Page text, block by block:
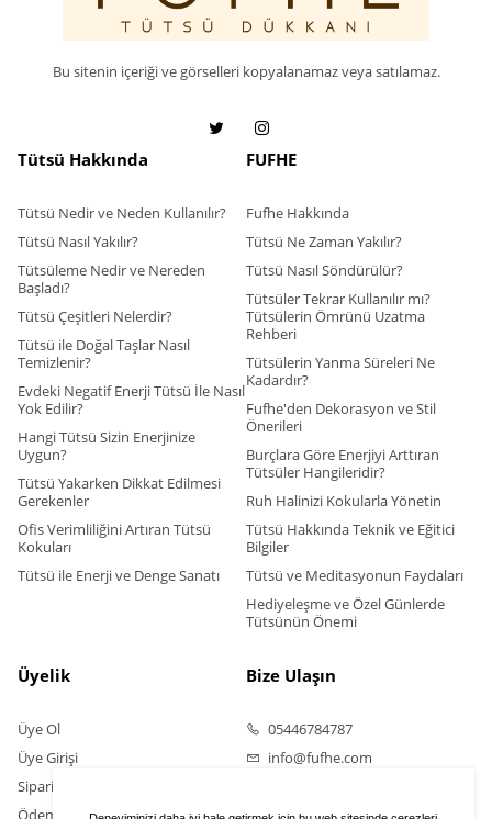
Bu sitenin içeriği ve görselleri kopyalanamaz veya satılamaz.
Tütsü Hakkında
Tütsü Nedir ve Neden Kullanılır?
Tütsü Nasıl Yakılır?
Tütsüleme Nedir ve Nereden
Başladı?
Tütsü Çeşitleri Nelerdir?
Tütsü ile Doğal Taşlar Nasıl
Temizlenir?
Evdeki Negatif Enerji Tütsü İle Nasıl
Yok Edilir?
Hangi Tütsü Sizin Enerjinize
Uygun?
Tütsü Yakarken Dikkat Edilmesi
Gerekenler
Ofis Verimliliğini Artıran Tütsü
Kokuları
Tütsü ile Enerji ve Denge Sanatı
FUFHE
Fufhe Hakkında
Tütsü Ne Zaman Yakılır?
Tütsü Nasıl Söndürülür?
Tütsüler Tekrar Kullanılır mı?
Tütsülerin Ömrünü Uzatma
Rehberi
Tütsülerin Yanma Süreleri Ne
Kadardır?
Fufhe'den Dekorasyon ve Stil
Önerileri
Burçlara Göre Enerjiyi Arttıran
Tütsüler Hangileridir?
Ruh Halinizi Kokularla Yönetin
Tütsü Hakkında Teknik ve Eğitici
Bilgiler
Tütsü ve Meditasyonun Faydaları
Hediyeleşme ve Özel Günlerde
Tütsünün Önemi
Üyelik
Üye Ol
Üye Girişi
Sipariş Takip
Ödeme Bildirimi Yapın
Bize Ulaşın
05446784787
info@fufhe.com